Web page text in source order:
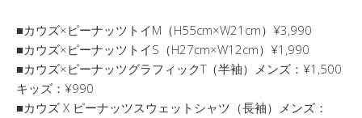
■カウズ×ピーナッツトイM（H55cm×W21cm）¥3,990
■カウズ×ピーナッツトイS（H27cm×W12cm）¥1,990
■カウズ×ピーナッツグラフィックT（半袖）メンズ：¥1,500
キッズ：¥990
■カウズ X ピーナッツスウェットシャツ（長袖）メンズ：